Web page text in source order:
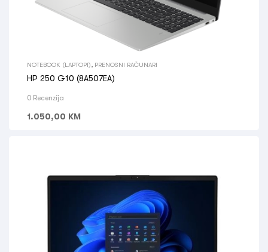
NOTEBOOK (LAPTOPI) PRENOSNI RAČUNARI
HP 250 G10 (8A507EA)
0 Recenzija
1.050,00 KM